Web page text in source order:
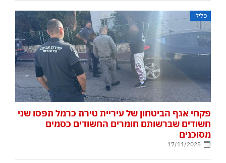
פלילי
פקחי אגף הביטחון של עיריית טירת כרמל תפסו שני
חשודים שברשותם חומרים החשודים כסמים
מסוכנים
17/11/2025